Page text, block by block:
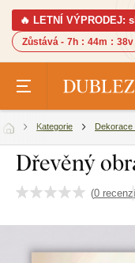
🔥 LETNÍ VÝPRODEJ:
Zůstává - 7h : 44m : 38v
Kategorie Dekorace
Dřevěný
(0